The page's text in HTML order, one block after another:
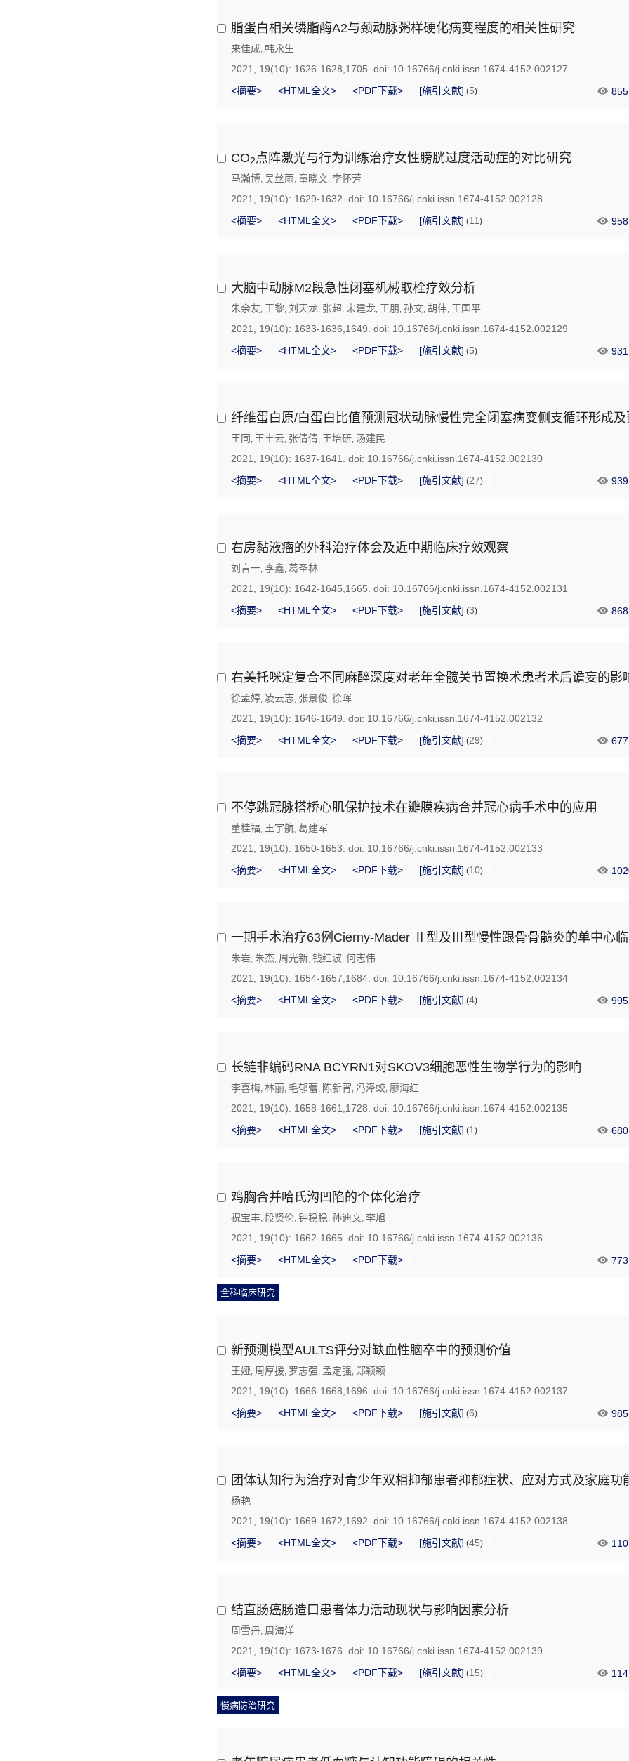
脂蛋白相关磷脂酶A2与颈动脉粥样硬化病变程度的相关性研究
来佳成, 韩永生
2021, 19(10): 1626-1628,1705. doi: 10.16766/j.cnki.issn.1674-4152.002127
<摘要>
<HTML全文> <PDF下载> [施引文献] (5) 855
CO2 点阵激光与行为训练治疗女性膀胱过度活动症的对比研究
马瀚博, 吴丝雨, 童晓文, 李怀芳
2021, 19(10): 1629-1632. doi: 10.16766/j.cnki.issn.1674-4152.002128
<摘要>
<HTML全文> <PDF下载> [施引文献] (11 ) 958
大脑中动脉M2段急性闭塞机械取栓疗效分析
朱余友, 王黎, 刘天龙, 张超, 宋建龙, 王朋 , 孙文, 胡伟, 王国平
2021, 19(10): 1633-1636,1649. doi: 10.16766/j.cnki.issn.1674-4152.002129
<摘要>
<HTML全文> <PDF下载> [施引文献] (5) 931
纤维蛋白原/白蛋白比值预测冠状动脉慢性完全闭塞病变侧支循环形成
王同 , 王丰云, 张倩倩, 王培研, 汤建民
2021, 19(10): 1637-1641. doi: 10.16766/j.cnki.issn.1674-4152.002130
<摘要>
<HTML全文> <PDF下载> [施引文献] (27) 939
右房黏液瘤的外科治疗体会及近中期临床疗效观察
刘言一, 李鑫, 葛圣林
2021, 19(10): 1642-1645,1665. doi: 10.16766/j.cnki.issn.1674-4152.002131
<摘要>
<HTML全文> <PDF下载> [施引文献] (3) 868
右美托咪定复合不同麻醉深度对老年全髋关节置换术患者术后谵妄的影
徐孟婷, 凌云志, 张景俊, 徐晖
2021, 19(10): 1646-1649. doi: 10.16766/j.cnki.issn.1674-4152.002132
<摘要>
<HTML全文> <PDF下载> [施引文献] (29) 677
不停跳冠脉搭桥心肌保护技术在瓣膜疾病合并冠心病手术中的应用
董桂福, 王宇航, 葛建军
2021, 19(10): 1650-1653. doi: 10.16766/j.cnki.issn.1674-4152.002133
<摘要>
<HTML全文> <PDF下载> [施引文献] (10)
一期手术治疗63例Cierny-Mader Ⅱ型及Ⅲ型慢性跟骨骨髓炎的单中心
朱岩, 朱杰, 周光新, 钱红波, 何志伟
2021, 19(10): 1654-1657,1684. doi: 10.16766/j.cnki.issn.1674-4152.002134
<摘要>
<HTML全文> <PDF下载> [施引文献] (4) 995
长链非编码RNA BCYRN1对SKOV3细胞恶性生物学行为的影响
李喜梅, 林丽, 毛郁蕾, 陈新宵, 冯泽蛟, 廖海红
2021, 19(10): 1658-1661,1728. doi: 10.16766/j.cnki.issn.1674-4152.002135
<摘要>
<HTML全文> <PDF下载> [施引文献] (1 ) 680
鸡胸合并哈氏沟凹陷的个体化治疗
祝宝丰, 段贤伦, 钟稳稳, 孙迪文, 李旭
2021, 19(10): 1662-1665. doi: 10.16766/j.cnki.issn.1674-4152.002136
<摘要>
<HTML全文> <PDF下载> 773
全科临床研究
新预测模型AULTS评分对缺血性脑卒中的预测价值
王娅, 周厚援, 罗志强, 孟定强, 郑颖颖
2021, 19(10): 1666-1668,1696. doi: 10.16766/j.cnki.issn.1674-4152.002137
<摘要>
<HTML全文> <PDF下载> [施引文献] (6) 985
团体认知行为治疗对青少年双相抑郁患者抑郁症状、应对方式及家庭功
杨艳
2021, 19(10): 1669-1672,1692. doi: 10.16766/j.cnki.issn.1674-4152.002138
<摘要>
<HTML全文> <PDF下载> [施引文献] (45)
结直肠癌肠造口患者体力活动现状与影响因素分析
周雪丹, 周海洋
2021, 19(10): 1673-1676. doi: 10.16766/j.cnki.issn.1674-4152.002139
<摘要>
<HTML全文> <PDF下载> [施引文献] (15)
慢病防治研究